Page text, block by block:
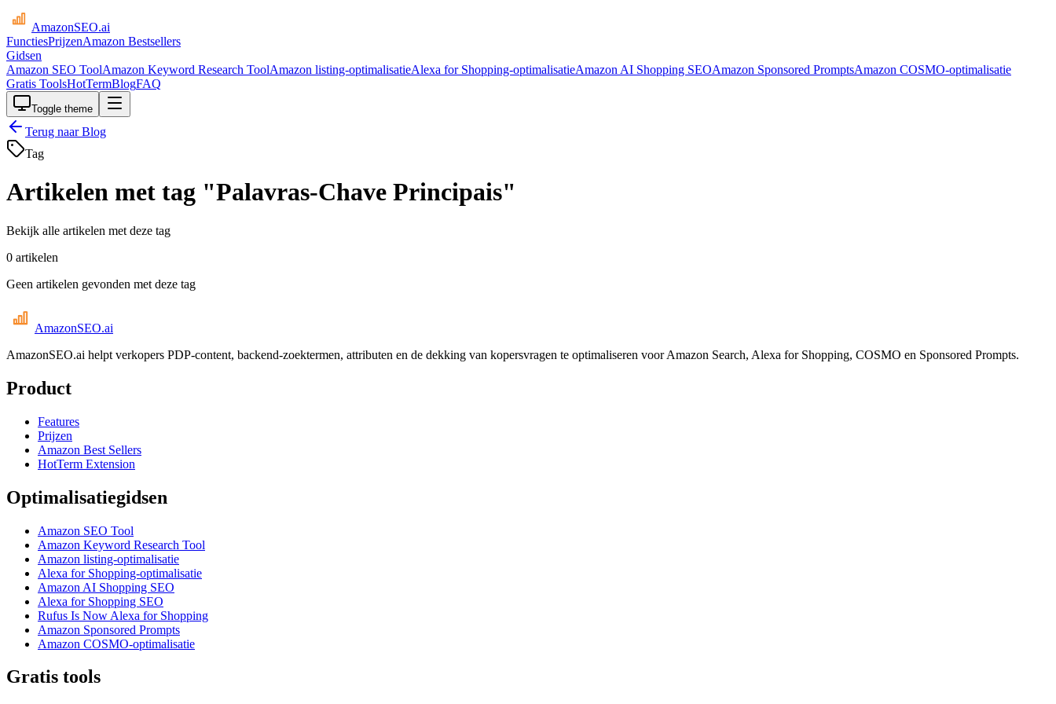
AmazonSEO.ai
FunctiesPrijzenAmazon Bestsellers
Gidsen
Amazon SEO ToolAmazon Keyword Research ToolAmazon listing-optimalisatieAlexa for Shopping-optimalisatieAmazon AI Shopping SEOAmazon Sponsored PromptsAmazon COSMO-optimalisatie
Gratis ToolsHotTermBlogFAQ
Toggle theme
Terug naar Blog
Tag
Artikelen met tag "Palavras-Chave Principais"
Bekijk alle artikelen met deze tag
0 artikelen
Geen artikelen gevonden met deze tag
AmazonSEO.ai
AmazonSEO.ai helpt verkopers PDP-content, backend-zoektermen, attributen en de dekking van kopersvragen te optimaliseren voor Amazon Search, Alexa for Shopping, COSMO en Sponsored Prompts.
Product
Features
Prijzen
Amazon Best Sellers
HotTerm Extension
Optimalisatiegidsen
Amazon SEO Tool
Amazon Keyword Research Tool
Amazon listing-optimalisatie
Alexa for Shopping-optimalisatie
Amazon AI Shopping SEO
Alexa for Shopping SEO
Rufus Is Now Alexa for Shopping
Amazon Sponsored Prompts
Amazon COSMO-optimalisatie
Gratis tools